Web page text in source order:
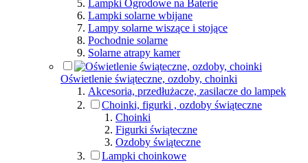
Lampki Ogrodowe na Baterie
Lampki solarne wbijane
Lampy solarne wiszące i stojące
Pochodnie solarne
Solarne atrapy kamer
Oświetlenie świąteczne, ozdoby, choinki
Akcesoria, przedłużacze, zasilacze do lampek
Choinki, figurki , ozdoby świąteczne
Choinki
Figurki świąteczne
Ozdoby świąteczne
Lampki choinkowe